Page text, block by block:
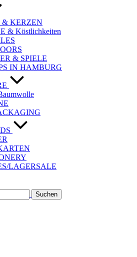
& KERZEN
& Köstlichkeiten
& SPIELE
IN HAMBURG
LAGERSALE
Suchen